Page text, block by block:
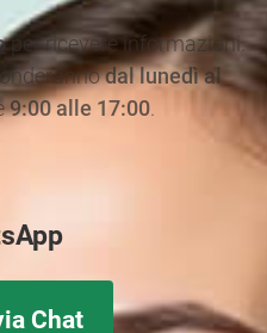
per ricevere informazioni.
dal lunedì al
9:00 alle 17:00.
Chat